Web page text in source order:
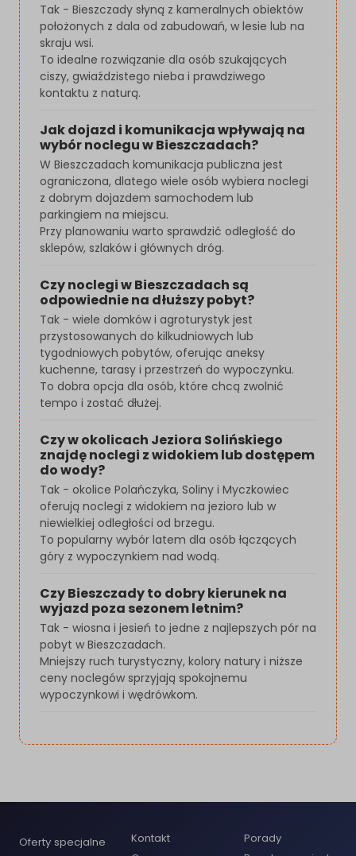
Tak - Bieszczady słyną z kameralnych obiektów
położonych z dala od zabudowań, w lesie lub na
skraju wsi.
To idealne rozwiązanie dla osób szukających
ciszy, gwiaździstego nieba i prawdziwego
kontaktu z naturą.
Jak dojazd i komunikacja wpływają na
wybór noclegu w Bieszczadach?
W Bieszczadach komunikacja publiczna jest
ograniczona, dlatego wiele osób wybiera noclegi
z dobrym dojazdem samochodem lub
parkingiem na miejscu.
Przy planowaniu warto sprawdzić odległość do
sklepów, szlaków i głównych dróg.
Czy noclegi w Bieszczadach są
odpowiednie na dłuższy pobyt?
Tak - wiele domków i agroturystyk jest
przystosowanych do kilkudniowych lub
tygodniowych pobytów, oferując aneksy
kuchenne, tarasy i przestrzeń do wypoczynku.
To dobra opcja dla osób, które chcą zwolnić
tempo i zostać dłużej.
Czy w okolicach Jeziora Solińskiego
znajdę noclegi z widokiem lub dostępem
do wody?
Tak - okolice Polańczyka, Soliny i Myczkowiec
oferują noclegi z widokiem na jezioro lub w
niewielkiej odległości od brzegu.
To popularny wybór latem dla osób łączących
góry z wypoczynkiem nad wodą.
Czy Bieszczady to dobry kierunek na
wyjazd poza sezonem letnim?
Tak - wiosna i jesień to jedne z najlepszych pór na
pobyt w Bieszczadach.
Mniejszy ruch turystyczny, kolory natury i niższe
ceny noclegów sprzyjają spokojnemu
wypoczynkowi i wędrówkom.
Oferty specjalne
Kontakt
Porady